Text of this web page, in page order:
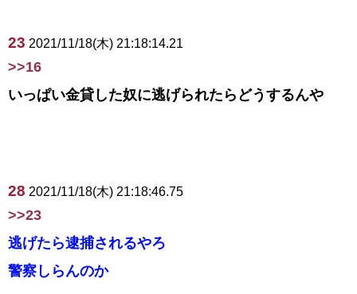
23 2021/11/18(木) 21:18:14.21
>>16
いっぱい金貸した奴に逃げられたらどうするんや
28 2021/11/18(木) 21:18:46.75
>>23
逃げたら逮捕されるやろ
警察しらんのか